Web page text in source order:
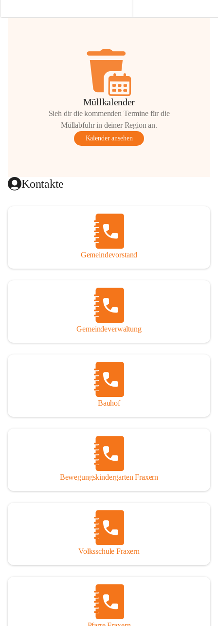
Hilfsbereitschaft!
Müllkalender
Sieh dir die kommenden Termine für die
Müllabfuhr in deiner Region an.
Kalender ansehen
Kontakte
Gemeindevorstand
Gemeindeverwaltung
Bauhof
Bewegungskindergarten Fraxern
Volksschule Fraxern